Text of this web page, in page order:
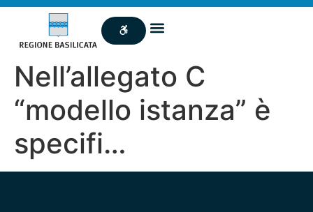
Nell’allegato C
“modello istanza” è
specifi…